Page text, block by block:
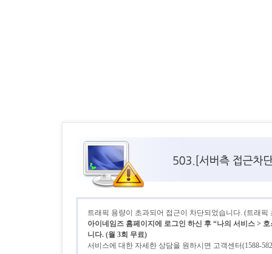
트래픽 용량이 초과되어 접근이 차단되었습니다. (트래픽
아이네임즈 홈페이지에 로그인 하신 후 “나의 서비스 >
니다. (월 3회 무료)
서비스에 대한 자세한 상담을 원하시면 고객센터(1588-